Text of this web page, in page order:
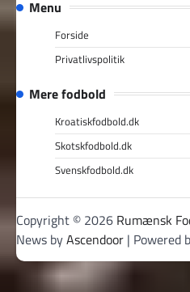
Menu
Forside
Privatlivspolitik
Mere fodbold
Kroatiskfodbold.dk
Skotskfodbold.dk
Svenskfodbold.dk
Copyright © 2026 Rumænsk
News byAscendoor | Powered